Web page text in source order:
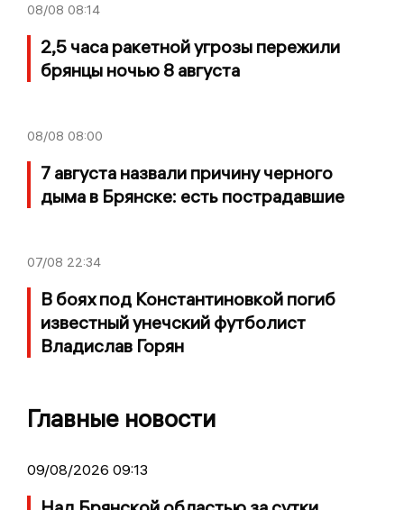
08/08 08:14
2,5 часа ракетной угрозы пережили
брянцы ночью 8 августа
08/08 08:00
7 августа назвали причину черного
дыма в Брянске: есть пострадавшие
07/08 22:34
В боях под Константиновкой погиб
известный унечский футболист
Владислав Горян
Главные новости
09/08/2026 09:13